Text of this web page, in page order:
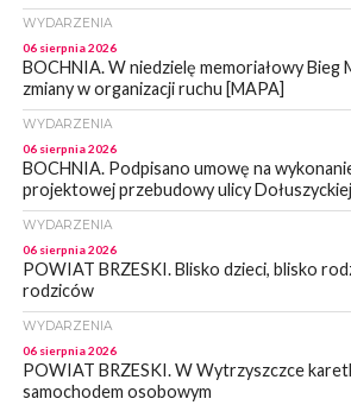
WYDARZENIA
06 sierpnia 2026
BOCHNIA. W niedzielę memoriałowy Bieg
zmiany w organizacji ruchu [MAPA]
WYDARZENIA
06 sierpnia 2026
BOCHNIA. Podpisano umowę na
projektowej przebudowy ulicy Dołuszyckiej
WYDARZENIA
06 sierpnia 2026
POWIAT BRZESKI. Blisko dzieci, blisko
rodziców
WYDARZENIA
06 sierpnia 2026
POWIAT BRZESKI. W Wytrzyszczce
samochodem osobowym